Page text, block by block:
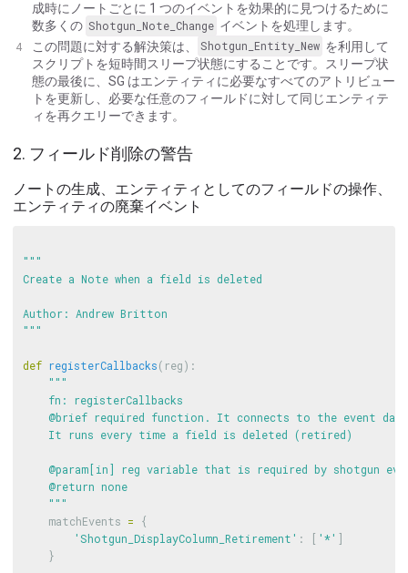
成時にノートごとに 1 つのイベントを効果的に見つけるために
数多くの Shotgun_Note_Change イベントを処理します。
この問題に対する解決策は、
Shotgun_Entity_New を利用して
スクリプトを短時間スリープ状態にすることです。スリープ状
態の最後に、SG はエンティティに必要なすべてのアトリビュー
トを更新し、必要な任意のフィールドに対して同じエンティテ
ィを再クエリーできます。
2. フィールド削除の警告
ノートの生成、エンティティとしてのフィールドの操作、
エンティティの廃棄イベント
"""
Create a Note when a field is deleted
Author: Andrew Britton
"""
def registerCallbacks( reg):
"""
    fn: registerCallbacks
@brief required function. It connects to the event
    It runs every time a field is deleted (retired)
@param[in] reg variable that is required by shotgun
    @return none
    """
matchEvents =
{
'Shotgun_DisplayColumn_Retirement' : [ '*' ]
}